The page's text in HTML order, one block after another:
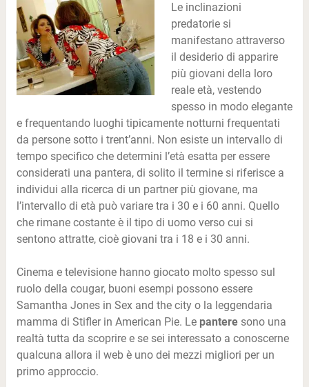
Le inclinazioni
predatorie si
manifestano attraverso
il desiderio di apparire
più giovani della loro
reale età, vestendo
spesso in modo elegante
e frequentando luoghi tipicamente notturni frequentati
da persone sotto i trent’anni. Non esiste un intervallo di
tempo specifico che determini l’età esatta per essere
considerati una pantera, di solito il termine si riferisce a
individui alla ricerca di un partner più giovane, ma
l’intervallo di età può variare tra i 30 e i 60 anni. Quello
che rimane costante è il tipo di uomo verso cui si
sentono attratte, cioè giovani tra i 18 e i 30 anni.
Cinema e televisione hanno giocato molto spesso sul
ruolo della cougar, buoni esempi possono essere
Samantha Jones in Sex and the city o la leggendaria
mamma di Stifler in American Pie. Le panteresono una
realtà tutta da scoprire e se sei interessato a conoscerne
qualcuna allora il web è uno dei mezzi migliori per un
primo approccio.